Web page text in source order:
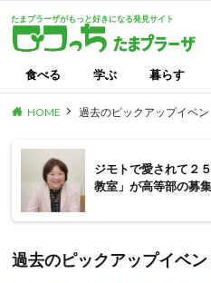
たまプラーザがもっと好きになる発見サイト
食べる 学ぶ 暮らす
HOME 過去のピックアップイベ
ジモトで愛されて２
教室」が高等部の募
過去のピックアップイベン